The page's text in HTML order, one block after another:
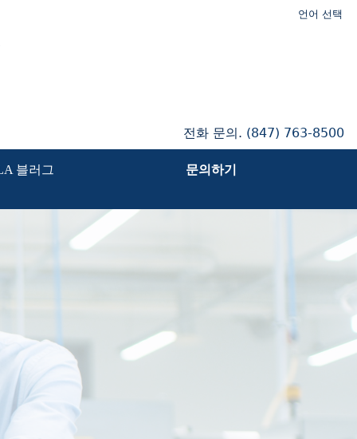
전화 문의. (847) 763-8500
언어 선택
블러그 문의하기